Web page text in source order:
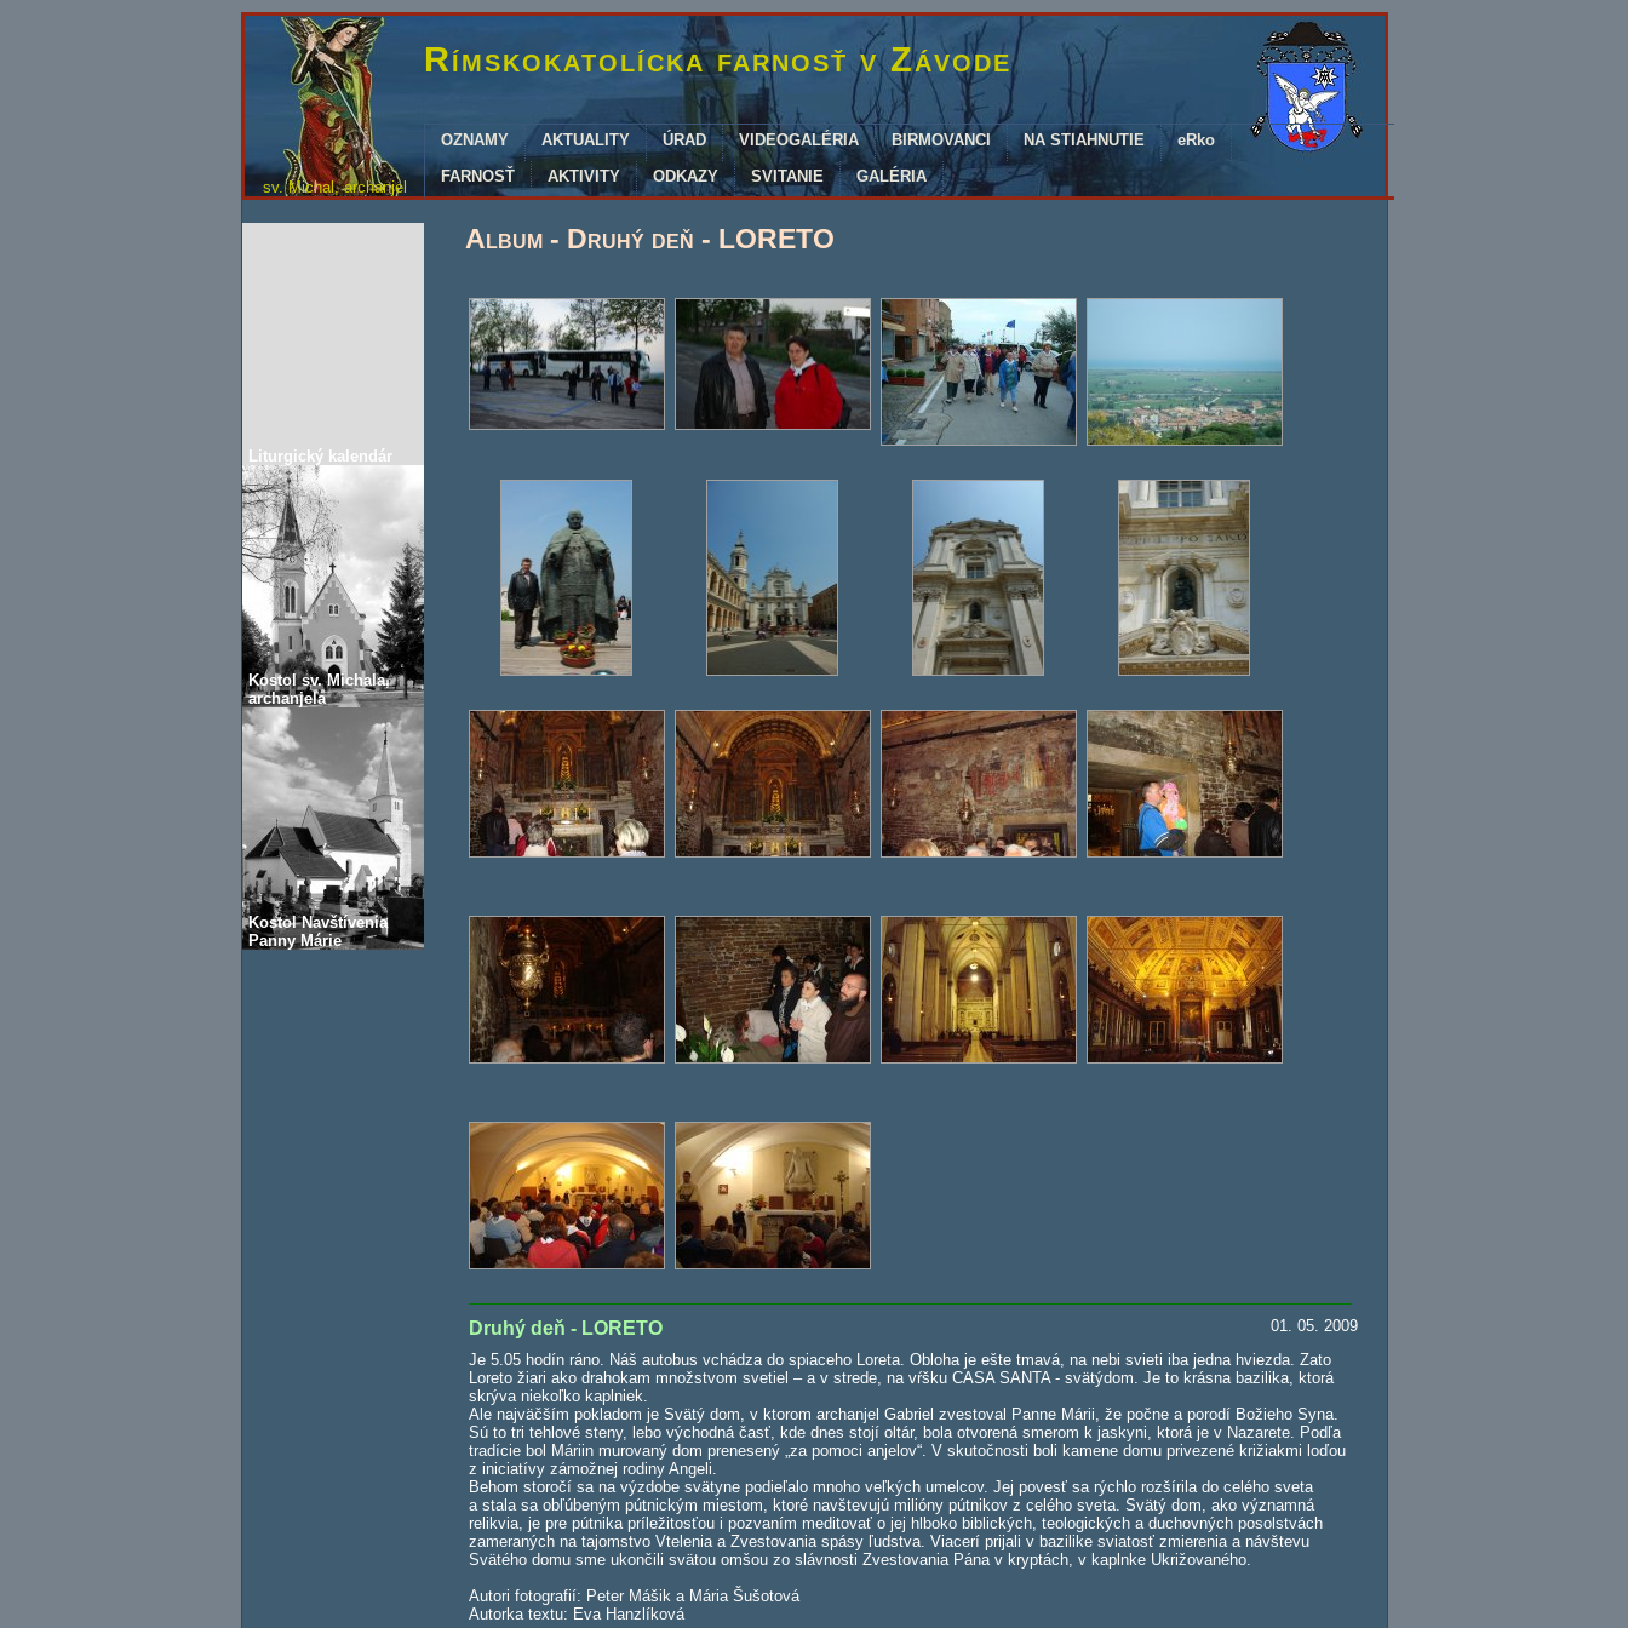
Rímskokatolícka farnosť v Závode
OZNAMY AKTUALITY ÚRAD VIDEOGALÉRIA BIRMOVANCI NA STIAHNUTIE
eRko
FARNOSŤ
AKTIVITY ODKAZY SVITANIE GALÉRIA
sv. Michal, archanjel
Liturgický kalendár
Kostol sv. Michala,
archanjela
Kostol Navštívenia
Panny Márie
Album - Druhý deň - LORETO
01. 05. 2009
Druhý deň - LORETO
Je 5.05 hodín ráno. Náš autobus vchádza do spiaceho Loreta. Obloha je ešte tmavá, na nebi svieti iba jedna hviezda. Zato
Loreto žiari ako drahokam množstvom svetiel – a v strede, na vŕšku CASA SANTA - svätýdom. Je to krásna bazilika, ktorá
skrýva niekoľko kaplniek.
Ale najväčším pokladom je Svätý dom, v ktorom archanjel Gabriel zvestoval Panne Márii, že počne a porodí Božieho Syna.
Sú to tri tehlové steny, lebo východná časť, kde dnes stojí oltár, bola otvorená smerom k jaskyni, ktorá je v Nazarete. Podľa
tradície bol Máriin murovaný dom prenesený „za pomoci anjelov“. V skutočnosti boli kamene domu privezené križiakmi loďou
z iniciatívy zámožnej rodiny Angeli.
Behom storočí sa na výzdobe svätyne podieľalo mnoho veľkých umelcov. Jej povesť sa rýchlo rozšírila do celého sveta
a stala sa obľúbeným pútnickým miestom, ktoré navštevujú milióny pútnikov z celého sveta. Svätý dom, ako významná
relikvia, je pre pútnika príležitosťou i pozvaním meditovať o jej hlboko biblických, teologických a duchovných posolstvách
zameraných na tajomstvo Vtelenia a Zvestovania spásy ľudstva. Viacerí prijali v bazilike sviatosť zmierenia a návštevu
Svätého domu sme ukončili svätou omšou zo slávnosti Zvestovania Pána v kryptách, v kaplnke Ukrižovaného.
Autori fotografií: Peter Mášik a Mária Šušotová
Autorka textu: Eva Hanzlíková